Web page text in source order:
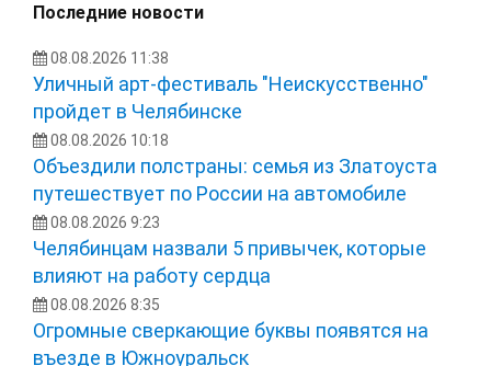
Последние новости
08.08.2026 11:38
Уличный арт-фестиваль "Неискусственно"
пройдет в Челябинске
08.08.2026 10:18
Объездили полстраны: семья из Златоуста
путешествует по России на автомобиле
08.08.2026 9:23
Челябинцам назвали 5 привычек, которые
влияют на работу сердца
08.08.2026 8:35
Огромные сверкающие буквы появятся на
въезде в Южноуральск